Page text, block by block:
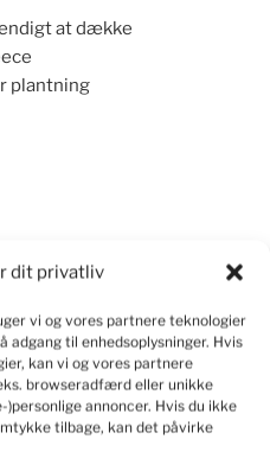
dit privatliv
vi og vores partnere teknologier
adgang til enhedsoplysninger. Hvis
kan vi og vores partnere
browseradfærd eller unikke
annoncer. Hvis du ikke
tilbage, kan det påvirke
at dække
plantning